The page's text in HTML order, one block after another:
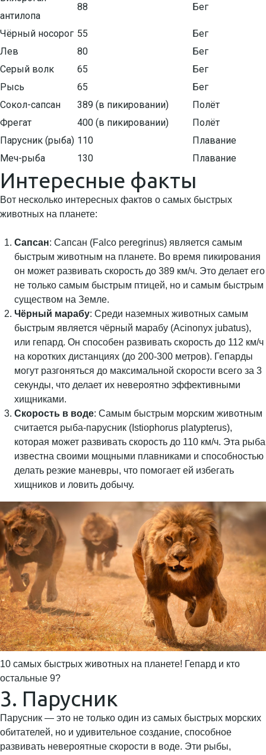
антилопа
88 Бег
Чёрный носорог 55
Бег
Лев
80
Бег
Серый волк
65
Бег
Рысь
65
Бег
Сокол-сапсан
389 (в пикировании)
Полёт
Фрегат
400 (в пикировании)
Полёт
Парусник (рыба) 110
Плавание
Меч-рыба
130 Плавание
Интересные факты
Вот несколько интересных фактов о самых быстрых
животных на планете:
Сапсан: Сапсан (Falco peregrinus) является самым
быстрым животным на планете. Во время пикирования
он может развивать скорость до 389 км/ч. Это делает его
не только самым быстрым птицей, но и самым быстрым
существом на Земле.
Чёрный марабу: Среди наземных животных самым
быстрым является чёрный марабу (Acinonyx jubatus),
или гепард. Он способен развивать скорость до 112 км/ч
на коротких дистанциях (до 200-300 метров). Гепарды
могут разгоняться до максимальной скорости всего за 3
секунды, что делает их невероятно эффективными
хищниками.
Скорость в воде: Самым быстрым морским животным
считается рыба-парусник (Istiophorus platypterus),
которая может развивать скорость до 110 км/ч. Эта рыба
известна своими мощными плавниками и способностью
делать резкие маневры, что помогает ей избегать
хищников и ловить добычу.
10 самых быстрых животных на планете! Гепард и кто
остальные 9?
3. Парусник
Парусник — это не только один из самых быстрых морских
обитателей, но и удивительное создание, способное
развивать невероятные скорости в воде. Эти рыбы,